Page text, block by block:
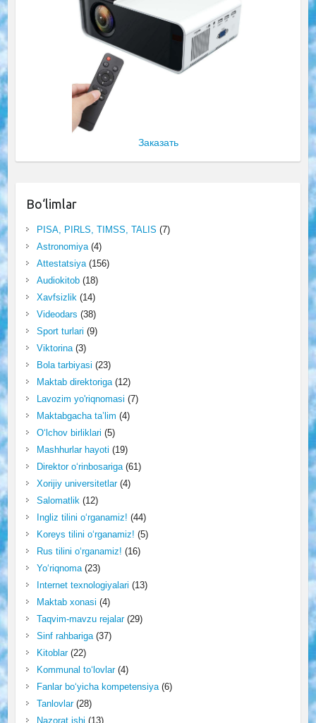
Заказать
Bo‘limlar
PISA, PIRLS, TIMSS, TALIS (7)
Astronomiya(4)
Attestatsiya(156)
Audiokitob(18)
Xavfsizlik(14)
Videodars (38)
Sport turlari (9)
Viktorina(3)
Bola tarbiyasi (23)
Maktab direktoriga(12)
Lavozim yo'riqnomasi (7)
Maktabgacha ta’lim (4)
O‘lchov birliklari (5)
Mashhurlar hayoti (19)
Direktor o‘rinbosariga(61)
Xorijiy universitetlar(4)
Salomatlik(12)
Ingliz tilini o‘rganamiz! (44)
Koreys tilini o‘rganamiz! (5)
Rus tilini o‘rganamiz! (16)
Yo‘riqnoma(23)
Internet texnologiyalari (13)
Maktab xonasi (4)
Taqvim-mavzu rejalar(29)
Sinf rahbariga(37)
Kitoblar(22)
Kommunal to‘lovlar(4)
Fanlar bo‘yicha kompetensiya(6)
Tanlovlar(28)
Nazorat ishi (13)